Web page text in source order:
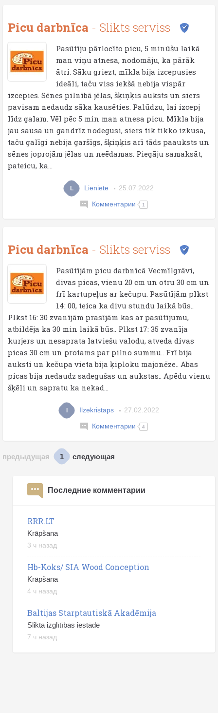
Picu darbnīca - Slikts serviss
Pasūtīju pārlocīto picu, 5 minūšu laikā
man viņu atnesa, nodomāju, ka pārāk
ātri. Sāku griezt, mīkla bija izcepusies
ideāli, taču viss iekšā nebija vispār
izcepies. Sēnes pilnībā jēlas, šķiņķis auksts un siers
pavisam nedaudz sāka kausēties. Palūdzu, lai izcepj
līdz galam. Vēl pēc 5 min man atnesa picu. Mīkla bija
jau sausa un gandrīz nodegusi, siers tik tikko izkusa,
taču galīgi nebija garšīgs, šķiņķis arī tāds paauksts un
sēnes joprojām jēlas un neēdamas. Piegāju samaksāt,
pateicu, ka...
L Lieniete 25.07.2022
Комментарии 1
Picu darbnīca - Slikts serviss
Pasūtījām picu darbnīcā Vecmīlgrāvi,
divas picas, vienu 20 cm un otru 30 cm un
frī kartupeļus ar kečupu. Pasūtījām plkst
14: 00, teica ka divu stundu laikā būs..
Plkst 16: 30 zvanījām prasījām kas ar pasūtījumu,
atbildēja ka 30 min laikā būs.. Plkst 17: 35 zvanīja
kurjers un nesaprata latviešu valodu, atveda divas
picas 30 cm un protams par pilno summu.. Frī bija
auksti un kečupa vieta bija ķiploku majonēze.. Abas
picas bija nedaudz sadegušas un aukstas.. Apēdu vienu
šķēli un sapratu ka nekad...
Ilzekristaps 27.02.2022
Комментарии 4
предыдущая 1 следующая
Последние комментарии
RRR.LT
Krāpšana
3 ч назад
Hb-Koks/ SIA Wood Conception
Krāpšana
4 ч назад
Baltijas Starptautiskā Akadēmija
Slikta izglītības iestāde
7 ч назад